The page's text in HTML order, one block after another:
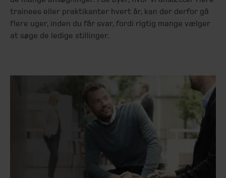
trainees eller praktikanter hvert år, kan der derfor gå
flere uger, inden du får svar, fordi rigtig mange vælger
at søge de ledige stillinger.